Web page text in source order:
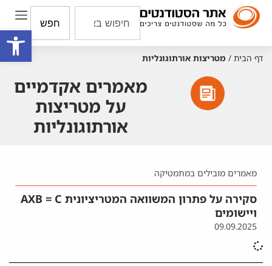
פתח
חפש
דף הבית / מטריצות אורתוגונליות
מאמרים אקדמיים
על מטריצות
אורתוגונליות
מאמרים מובילים במתמטיקה
סקירה על פתרון המשוואה המטריציונית AXB = C
ויישומים
09.09.2025